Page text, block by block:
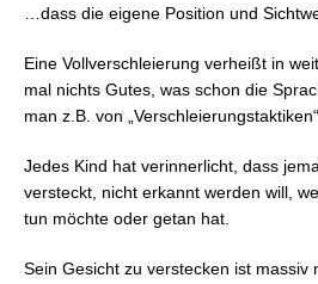
…dass die eigene Position und
Eine Vollverschleierung verheißt in
mal nichts Gutes, was schon die
man z.B. von
Jedes Kind hat verinnerlicht, dass
versteckt, nicht erkannt werden will,
tun möchte oder getan hat.
Sein Gesicht zu verstecken ist massiv